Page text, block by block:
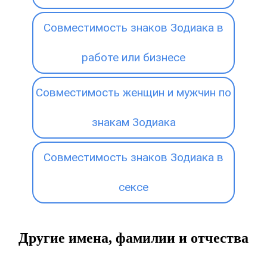
Совместимость знаков Зодиака в
работе или бизнесе
Совместимость женщин и мужчин по
знакам Зодиака
Совместимость знаков Зодиака в
сексе
Другие имена, фамилии и отчества